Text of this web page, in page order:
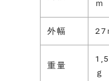
ｍ
外幅 27
重量
ｇ